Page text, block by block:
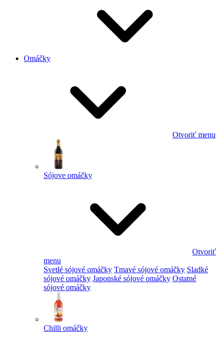
Omáčky
Otvoriť menu
Sójove omáčky
Otvoriť
menu
Svetlé sójové omáčky Tmavé sójové omáčky Sladké
sójové omáčky Japonské sójové omáčky Ostatné
sójové omáčky
Chilli omáčky